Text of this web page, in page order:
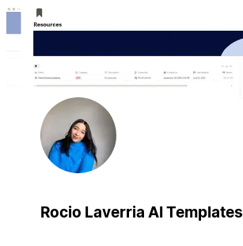
Rocio Laverria AI Templates